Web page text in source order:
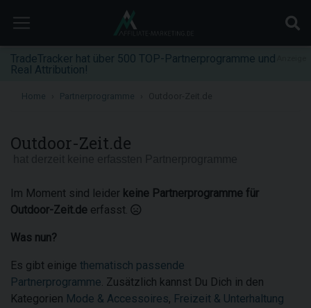
TradeTracker hat über 500 TOP-Partnerprogramme und
Real Attribution!
Home Partnerprogramme
Outdoor-Zeit.de
Im Moment sind leider keine Partnerprogramme für
Outdoor-Zeit.de erfasst.
Was nun?
Es gibt einige thematisch passende
Partnerprogramme. Zusätzlich kannst Du Dich in den
Kategorien Mode & Accessoires, Freizeit & Unterhaltung